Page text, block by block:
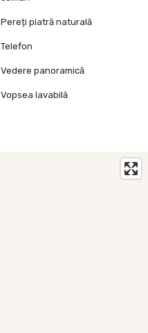
Pereți piatră naturală
Telefon
Vedere panoramică
Vopsea lavabilă